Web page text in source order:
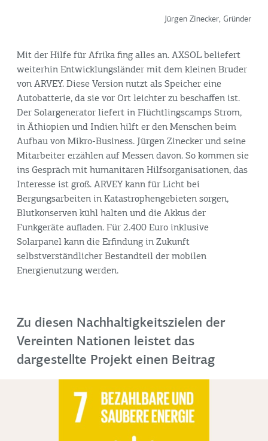
Jürgen Zinecker, Gründer
Mit der Hilfe für Afrika fing alles an. AXSOL beliefert
weiterhin Entwicklungsländer mit dem kleinen Bruder
von ARVEY. Diese Version nutzt als Speicher eine
Autobatterie, da sie vor Ort leichter zu beschaffen ist.
Der Solargenerator liefert in Flüchtlingscamps Strom,
in Äthiopien und Indien hilft er den Menschen beim
Aufbau von Mikro-Business. Jürgen Zinecker und seine
Mitarbeiter erzählen auf Messen davon. So kommen sie
ins Gespräch mit humanitären Hilfsorganisationen, das
Interesse ist groß. ARVEY kann für Licht bei
Bergungsarbeiten in Katastrophengebieten sorgen,
Blutkonserven kühl halten und die Akkus der
Funkgeräte aufladen. Für 2.400 Euro inklusive
Solarpanel kann die Erfindung in Zukunft
selbstverständlicher Bestandteil der mobilen
Energienutzung werden.
Zu diesen Nachhaltigkeitszielen der
Vereinten Nationen leistet das
dargestellte Projekt einen Beitrag